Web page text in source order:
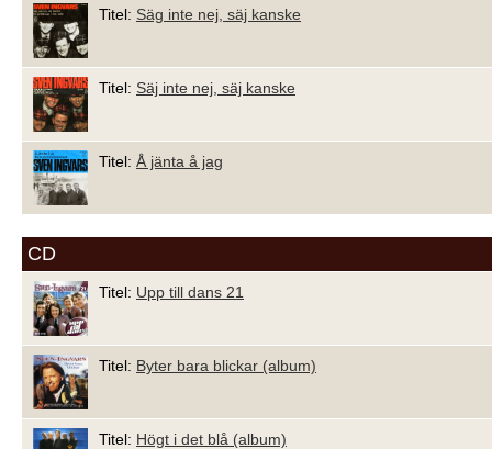
Titel: Säg inte nej, säj kanske
Titel: Säj inte nej, säj kanske
Titel: Å jänta å jag
CD
Titel: Upp till dans 21
Titel: Byter bara blickar (album)
Titel: Högt i det blå (album)